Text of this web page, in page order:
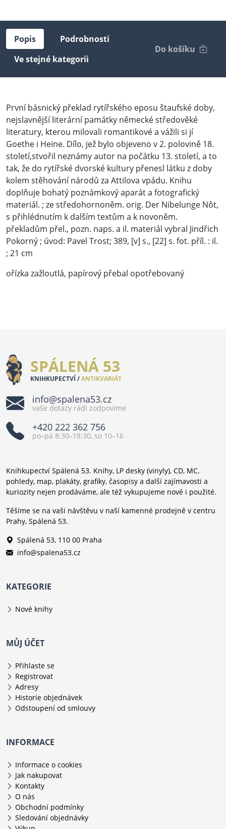
Popis
Podrobnosti
Ve stejné kategorii
Do košíku
První básnický překlad rytířského eposu štaufské doby,
nejslavnější literární památky německé středověké
literatury, kterou milovali romantikové a vážili si jí
Goethe i Heine. Dílo, jež bylo objeveno v 2. polovině 18.
století,stvořil neznámy autor na počátku 13. století, a to
tak, že do rytířské dvorské kultury přenesl látku z doby
kolem stěhování národů za Attilova vpádu. Knihu
doplňuje bohatý poznámkový aparát a fotografický
materiál. ; ze středohornoněm. orig. Der Nibelunge Nôt,
s přihlédnutím k dalším textům a k novoněm.
překladům přel., pozn. naps. a il. materiál vybral Jindřich
Pokorný ; úvod: Pavel Trost; 389, [v] s., [22] s. fot. příl. : il.
; 21 cm
ořízka zažloutlá, papírový přebal opotřebovaný
SPÁLENÁ 53
KNIHKUPECTVÍ /ANTIKVARIÁT
info@spalena53.cz
vaše dotazy rádi zodpovíme
+420 222 362 756
po–pá 8:30–18:30, so 10–16
Knihkupectví Spálená 53. Knihy, LP desky (vinyly), CD, MC,
pohledy, map, plakáty, grafiky, časopisy a další zajímavosti a
kuriozity nejen prodáváme, ale též vykupujeme nové i použité.
Těšíme se na vaši návštěvu v naší kamenné prodejně v centru
Prahy, Spálená 53.
Spálená 53, 110 00 Praha
info@spalena53.cz
KATEGORIE
Nové knihy
MŮJ ÚČET
Přihlaste se
Registrovat
Adresy
Historie objednávek
Odstoupení od smlouvy
INFORMACE
Informace o cookies
Jak nakupovat
Kontakty
O nás
Obchodní podmínky
Sledování objednávky